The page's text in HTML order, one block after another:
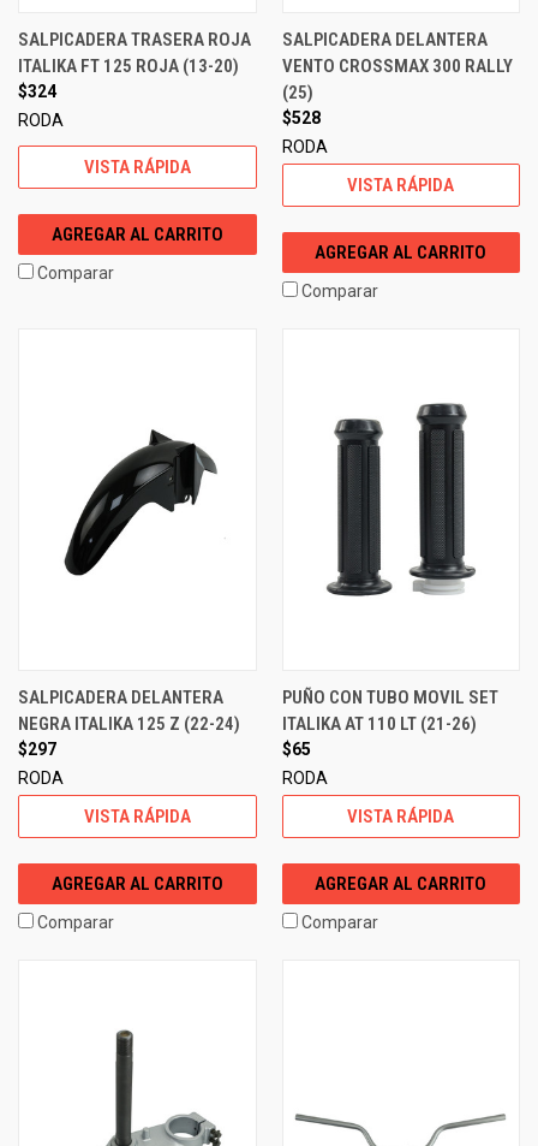
SALPICADERA TRASERA ROJA
ITALIKA FT 125 ROJA (13-20)
$324
RODA
VISTA RÁPIDA
AGREGAR AL CARRITO
Comparar
SALPICADERA DELANTERA
VENTO CROSSMAX 300 RALLY
(25)
$528
RODA
VISTA RÁPIDA
AGREGAR AL CARRITO
Comparar
SALPICADERA DELANTERA
NEGRA ITALIKA 125 Z (22-24)
$297
RODA
VISTA RÁPIDA
AGREGAR AL CARRITO
Comparar
PUÑO CON TUBO MOVIL SET
ITALIKA AT 110 LT (21-26)
$65
RODA
VISTA RÁPIDA
AGREGAR AL CARRITO
Comparar